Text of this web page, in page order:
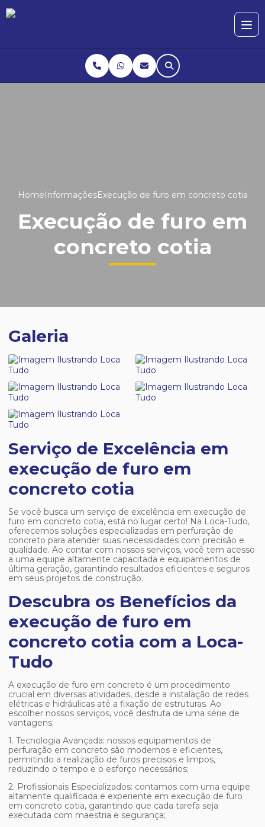
HomeInformaçõesExecução de furo em concreto cotia
Execução de furo em
concreto cotia
Galeria
Serviço de Excelência em
execução de furo em
concreto cotia
Se você busca um serviço de excelência em execução de
furo em concreto cotia, está no lugar certo! Na Loca-Tudo,
oferecemos soluções especializadas em perfuração de
concreto para atender suas necessidades com precisão e
qualidade. Ao contar com nossos serviços, você tem acesso
a uma equipe altamente capacitada e equipamentos de
última geração, garantindo resultados eficientes e seguros
em seus projetos de construção.
Descubra os Benefícios da
execução de furo em
concreto cotia com a Loca-
Tudo
A execução de furo em concreto é um procedimento
crucial em diversas atividades, desde a instalação de redes
elétricas e hidráulicas até a fixação de estruturas. Ao
escolher nossos serviços, você desfruta de uma série de
vantagens:
1. Tecnologia Avançada: nossos equipamentos de
perfuração em concreto são modernos e eficientes,
permitindo a realização de furos precisos e limpos,
reduzindo o tempo e o esforço necessários;
2. Profissionais Especializados: contamos com uma equipe
altamente qualificada e experiente em execução de furo
em concreto cotia, garantindo que cada tarefa seja
executada com maestria e segurança;